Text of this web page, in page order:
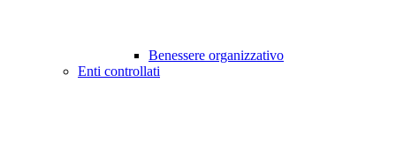
Benessere organizzativo
Enti controllati